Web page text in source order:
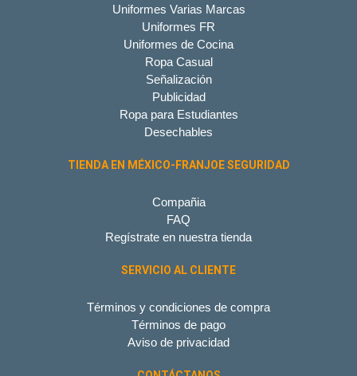
Uniformes Varias Marcas
Uniformes FR
Uniformes de Cocina
Ropa Casual
Señalización
Publicidad
Ropa para Estudiantes
Desechables
TIENDA EN MÉXICO-FRANJOE SEGURIDAD
Compañia
FAQ
Regístrate en nuestra tienda
SERVICIO AL CLIENTE
Términos y condiciones de compra
Términos de pago
Aviso de privacidad